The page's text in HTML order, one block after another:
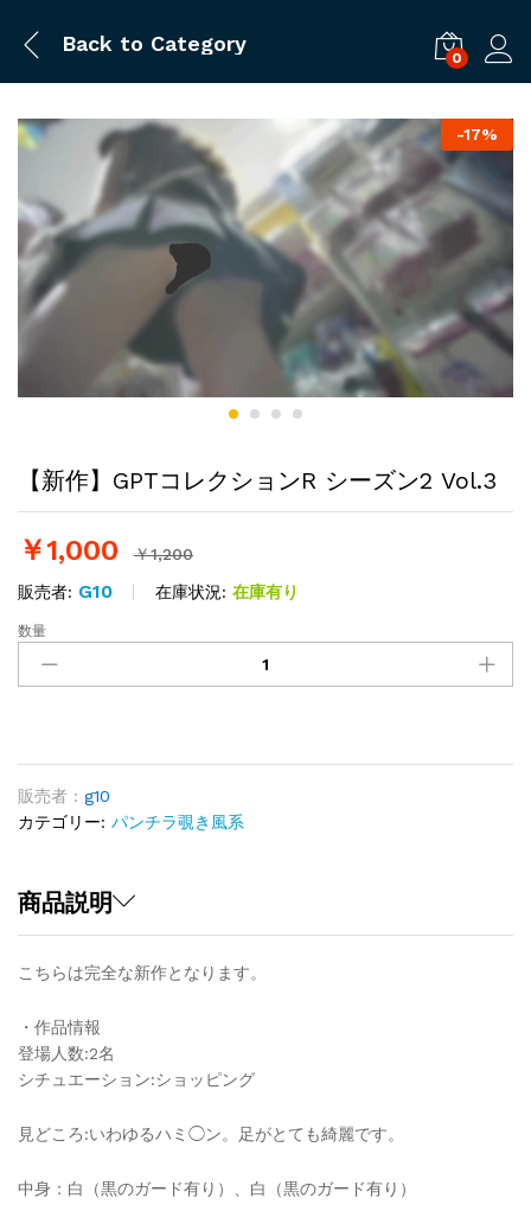
Back to Category
0
-17%
【新作】GPTコレクションR シーズン2 Vol.3
￥1,000 ￥1,200
販売者: G10 在庫状況: 在庫有り
【新
作】
GPT
ク
シ
ョ
シ
ン
Vol.3
quantity
数量
販売者 : g10
カテゴリー: パンチラ覗き風系
商品説明
こちらは完全な新作となります。
・作品情報
登場人数:2名
シチュエーション:ショッピング
見どころ:いわゆるハミ◯ン。足がとても綺麗です。
中身：白（黒のガード有り）、白（黒のガード有り）